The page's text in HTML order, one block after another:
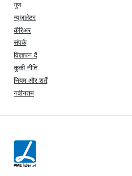
गुण
न्यूज़लेटर
कॅरिअर
संपर्क
विज्ञापन दें
कुकी नीति
नियम और शर्तें
नवीनतम